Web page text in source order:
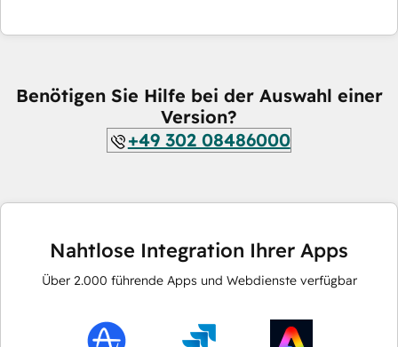
Benötigen Sie Hilfe bei der Auswahl einer
Version?
+49 302 08486000
Nahtlose Integration Ihrer Apps
Über 2.000 führende Apps und Webdienste verfügbar